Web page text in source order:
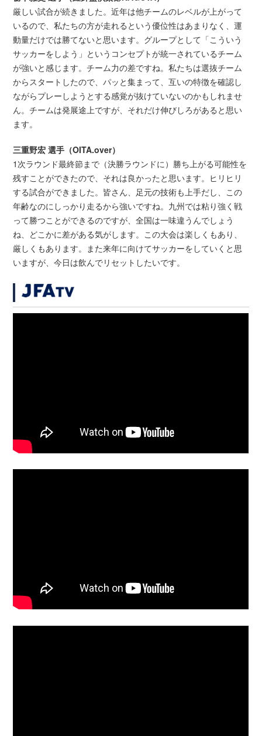
厳しい試合が続きました。近年は他チームのレベルが上がって
いるので、私たちの方が走れるという優位性はあまりなく、運
動量だけでは勝てないと思います。グループとして「こういう
サッカーをしよう」というコンセプトが統一されているチーム
が強いと感じます。チーム力の差ですね。私たちは選抜チーム
からスタートしたので、パッと集まって、互いの特徴を確認し
ながらプレーしようとする感覚が抜けていないのかもしれませ
ん。チームは発展途上ですが、それだけ伸びしろがあると思い
ます。
三重野宏 選手（OITA.over）
1次ラウンド最終節まで（決勝ラウンドに）勝ち上がる可能性を
残すことができたので、それは良かったと思います。ヒリヒリ
する試合ができました。皆さん、足元の技術も上手だし、この
年齢なのにしっかり走るから強いですね。九州では粘り強く戦
って勝つことができるのですが、全国は一味違うんでしょう
ね、どこかに差がある気がします。この大会は楽しくもあり、
厳しくもあります。また来年に向けてサッカーをしていくと思
いますが、今日は飲んでリセットしたいです。